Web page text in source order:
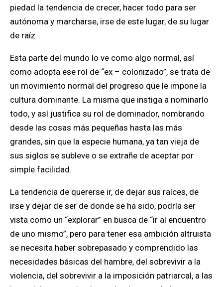
piedad la tendencia de crecer, hacer todo para ser
autónoma y marcharse, irse de este lugar, de su lugar
de raíz.
Esta parte del mundo lo ve como algo normal, así
como adopta ese rol de “ex – colonizado”, se trata de
un movimiento normal del progreso que le impone la
cultura dominante. La misma que instiga a nominarlo
todo, y así justifica su rol de dominador, nombrando
desde las cosas más pequeñas hasta las más
grandes, sin que la especie humana, ya tan vieja de
sus siglos se subleve o se extrañe de aceptar por
simple facilidad.
La tendencia de quererse ir, de dejar sus raíces, de
irse y dejar de ser de donde se ha sido, podría ser
vista como un “explorar” en busca de “ir al encuentro
de uno mismo”, pero para tener esa ambición altruista
se necesita haber sobrepasado y comprendido las
necesidades básicas del hambre, del sobrevivir a la
violencia, del sobrevivir a la imposición patriarcal, a las